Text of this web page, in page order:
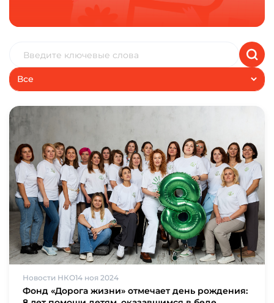
Все
Новости НКО14 ноя 2024
Фонд «Дорога жизни» отмечает день рождения: